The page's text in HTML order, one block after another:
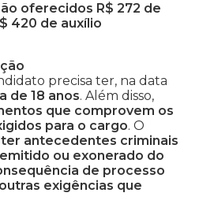
oferecidos R$ 272 de
420 de auxílio
precisa ter, na data
de 18 anos. Além disso,
que comprovem os
para o cargo. O
antecedentes criminais
ou exonerado do
de processo
exigências que